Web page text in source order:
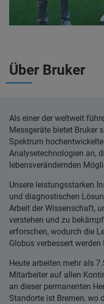
Über Bruker
Als einer der weltweit
Messgeräte bietet Bruker
Spektrum
Analysetechnologien an,
lebensverändernden
Unsere leistungsstarken
und diagnostischen
Arbeit der Wissenschaft,
verstehen und zu
erforschen, wodurch die
Globus verbessert werden
Heute arbeiten mehr als
Mitarbeiter auf allen
an dieser permanenten
Standorte ist Bremen, wo